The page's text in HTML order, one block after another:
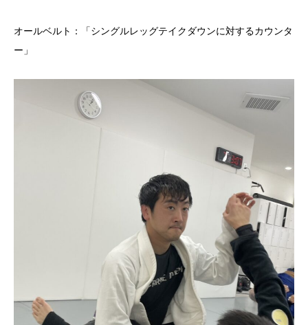
オールベルト：「シングルレッグテイクダウンに対するカウンタ
ー」